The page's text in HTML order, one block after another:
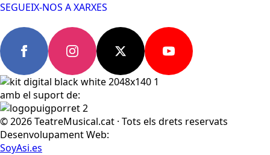
SEGUEIX-NOS A XARXES
amb el suport de:
© 2026 TeatreMusical.cat · Tots els drets reservats
Desenvolupament Web:
SoyAsi.es